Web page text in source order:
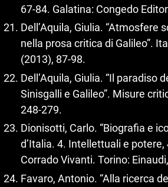
67‑84. Galatina: Congedo
Dell’Aquila, Giulia. “Atmosfere
nella prosa critica di Galileo”.
(2013), 87‑98.
Dell’Aquila, Giulia. “Il paradiso
Sinisgalli e Galileo”. Misure
248‑279.
Dionisotti, Carlo. “Biografia e
d’Italia. 4. Intellettuali e potere,
Corrado Vivanti. Torino:
Favaro, Antonio. “Alla ricerca